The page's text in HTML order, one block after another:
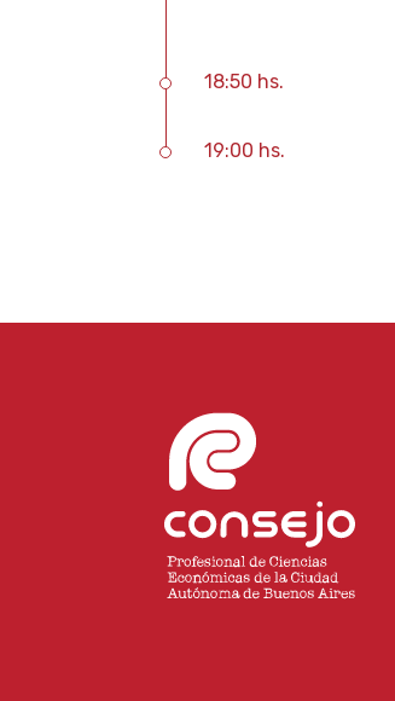
18:50 hs.
19:00 hs.